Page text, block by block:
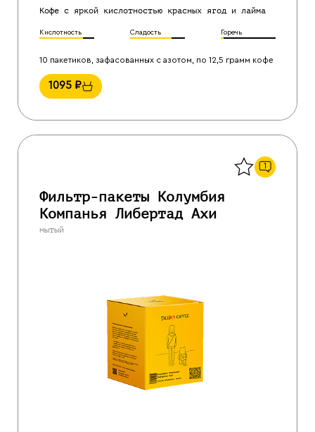
Кофе с яркой кислотностью красных ягод и лайма
Кислотность Сладость Горечь
10 пакетиков, зафасованных с азотом, по 12,5 грамм кофе
1095 ₽
1
Фильтр-пакеты Колумбия
Компанья Либертад Ахи
мытый